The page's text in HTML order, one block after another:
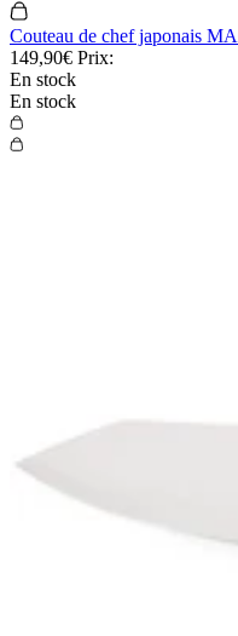
Couteau de chef japonais
149,90€ Prix:
En stock
En stock